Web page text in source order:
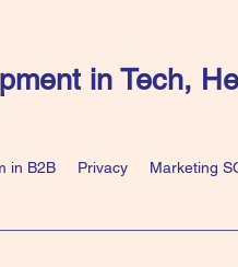
in Tech,
in B2B Privacy Marketing